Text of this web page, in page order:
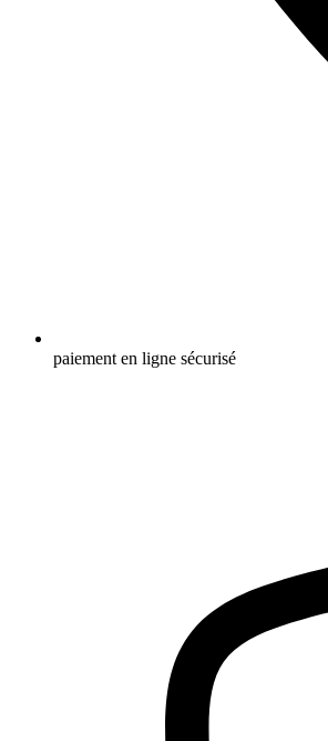
paiement en ligne sécurisé